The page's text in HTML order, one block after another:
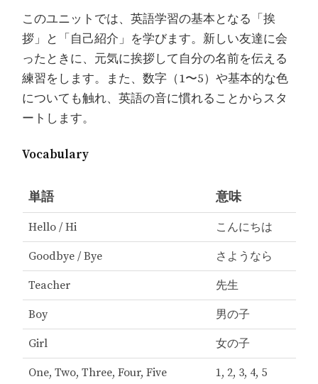
このユニットでは、英語学習の基本となる「挨
拶」と「自己紹介」を学びます。新しい友達に会
ったときに、元気に挨拶して自分の名前を伝える
練習をします。また、数字（1〜5）や基本的な色
についても触れ、英語の音に慣れることからスタ
ートします。
Vocabulary
単語 意味
Hello / Hi こんにちは
Goodbye / Bye さようなら
Teacher 先生
Boy 男の子
Girl 女の子
One, Two, Three, Four, Five 1, 2, 3, 4, 5